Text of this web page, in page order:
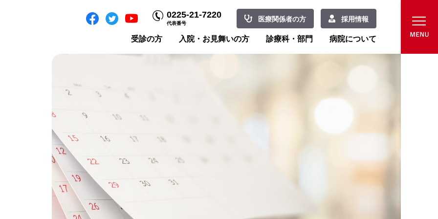
0225-21-7220
代表番号
医療関係者の方 採用情報
受診の方 入院・お見舞いの方 診療科・部門 病院について